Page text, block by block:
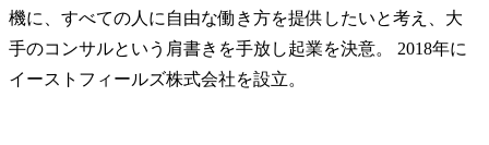
機に、すべての人に自由な働き方を提供したいと考え、大
手のコンサルという肩書きを手放し起業を決意。 2018年に
イーストフィールズ株式会社を設立。